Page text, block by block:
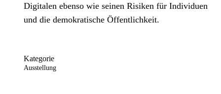
Digitalen ebenso wie seinen Risiken für Individuen
und die demokratische Öffentlichkeit.
Kategorie
Ausstellung